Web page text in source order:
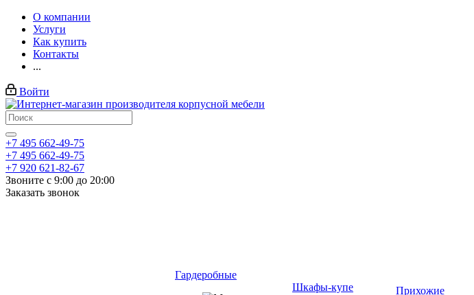
О компании
Услуги
Как купить
Контакты
...
Войти
+7 495 662-49-75
+7 495 662-49-75
+7 920 621-82-67
Звоните с 9:00 до 20:00
Заказать звонок
Гардеробные
Шкафы-купе Прихожие